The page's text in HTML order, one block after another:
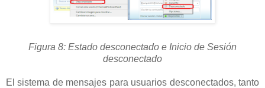
Figura 8: Estado desconectado e Inicio de Sesión
desconectado
El sistema de mensajes para usuarios desconectados, tanto